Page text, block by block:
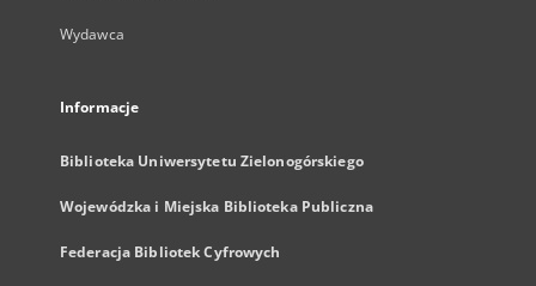
Wydawca
Informacje
Biblioteka Uniwersytetu Zielonogórskiego
Wojewódzka i Miejska Biblioteka Publiczna
Federacja Bibliotek Cyfrowych